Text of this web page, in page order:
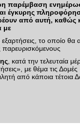
έγκυρης
από αυτή, καθώς
με
εξαρτήσεις, το οποίο θα
παρευρισκόμενους
, κατά την τελευταία
με θέμα τις
από κάποια τέτοια